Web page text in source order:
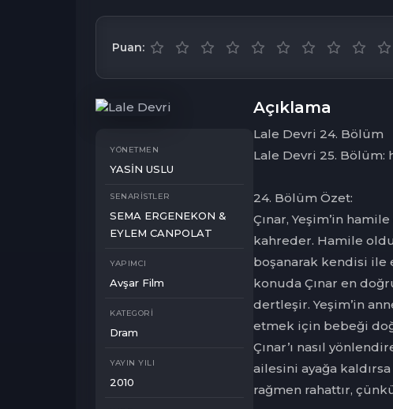
Puan:
YÖNETMEN
YASİN USLU
SENARISTLER
SEMA ERGENEKON &
EYLEM CANPOLAT
YAPIMCI
Avşar Film
KATEGORI
Dram
YAYIN YILI
2010
Açıklama
Lale Devri 24. Bölüm
Lale Devri 25. Bölüm:
24. Bölüm Özet:
Çınar, Yeşim’in
kahreder. Hamile
boşanarak kendisi ile
konuda Çınar en
dertleşir. Yeşim’in
etmek için bebeği
Çınar’ı nasıl
ailesini ayağa
rağmen rahattır,